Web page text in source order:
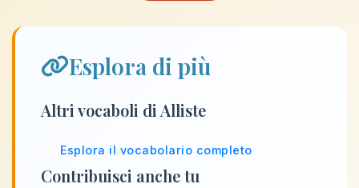
Esplora di più
Altri vocaboli di Alliste
Esplora il vocabolario completo
Contribuisci anche tu